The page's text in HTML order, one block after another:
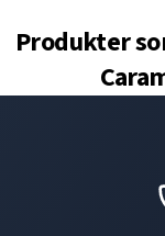
Produkter